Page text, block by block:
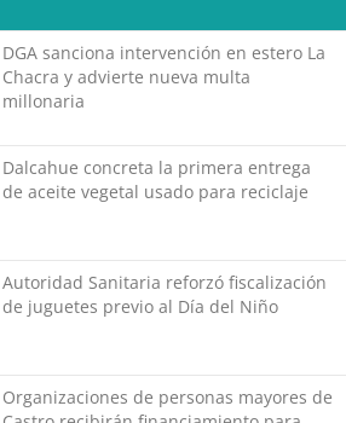
DGA sanciona intervención en estero La
Chacra y advierte nueva multa
millonaria
Dalcahue concreta la primera entrega
de aceite vegetal usado para reciclaje
Autoridad Sanitaria reforzó fiscalización
de juguetes previo al Día del Niño
Organizaciones de personas mayores de